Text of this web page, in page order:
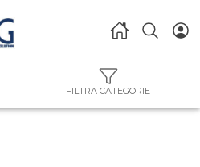
FILTRA CATEGORIE